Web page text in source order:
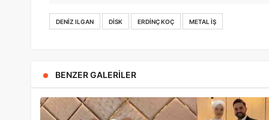
DENIZ ILGAN DISK ERDINÇ KOÇ METAL IŞ
BENZER GALERILER